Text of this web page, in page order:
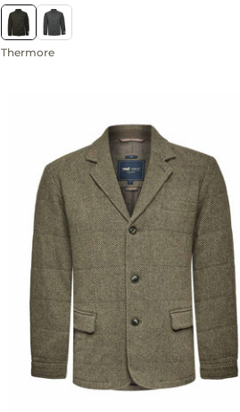
Thermore